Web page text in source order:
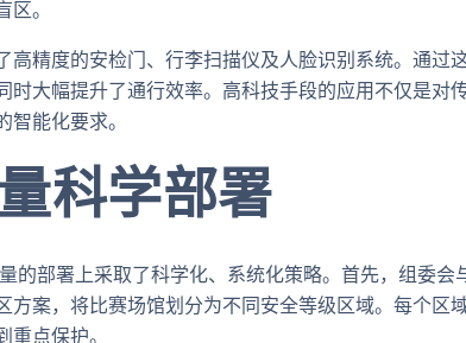
。
高精度的安检门、行李扫描仪及人脸识别系统。通过
大幅提升了通行效率。高科技手段的应用不仅是对
能化要求。
科学部署
的部署上采取了科学化、系统化策略。首先，组委会
方案，将比赛场馆划分为不同安全等级区域。每个区
点保护。